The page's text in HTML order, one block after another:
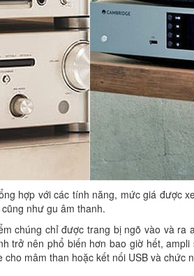
hợp với các tính năng, mức giá được
như gu âm thanh.
chúng chỉ được trang bị ngõ vào và ra
trở nên phổ biến hơn bao giờ hết,
mâm than hoặc kết nối USB và chức